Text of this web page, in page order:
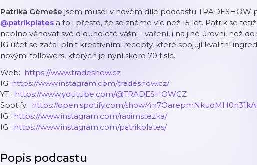
Patrika Gémeše jsem musel v novém díle podcastu TRADESHOW
@patrikplates a to i přesto, že se známe víc než 15 let. Patrik se
naplno věnovat své dlouholeté vášni - vaření, i na jiné úrovni, než
IG účet se začal plnit kreativními recepty, které spojují kvalitní
novými followers, kterých je nyní skoro 70 tisíc.
Web: ⁠ https://www.tradeshow.cz⁠
IG: ⁠https://www.instagram.com/tradeshow.cz/⁠
YT: ⁠ https://www.youtube.com/@TRADESHOWCZ
Spotify: ⁠ https://open.spotify.com/show/
IG: ⁠ https://www.instagram.com/radimstezka/⁠
IG: ⁠ https://www.instagram.com/patrikplates/
Popis podcastu